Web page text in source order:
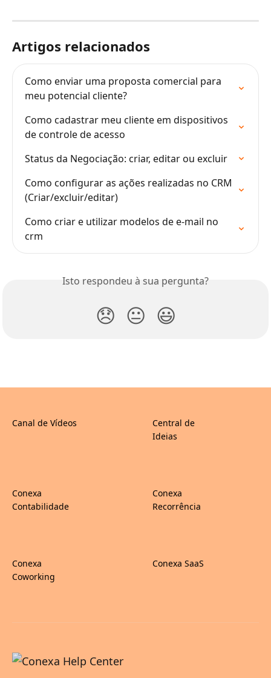
Artigos relacionados
Como enviar uma proposta comercial para
meu potencial cliente?
Como cadastrar meu cliente em dispositivos
de controle de acesso
Status da Negociação: criar, editar ou excluir
Como configurar as ações realizadas no CRM
(Criar/excluir/editar)
Como criar e utilizar modelos de e-mail no
crm
Isto respondeu à sua pergunta?
😞 😐 😃
Canal de Vídeos
Central de
Ideias
Conexa
Contabilidade
Conexa
Recorrência
Conexa
Coworking
Conexa SaaS